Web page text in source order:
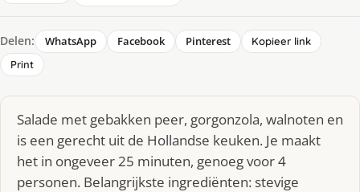
Delen: WhatsApp Facebook Pinterest
Kopieer link
Print
Salade met gebakken peer, gorgonzola, walnoten en
is een gerecht uit de Hollandse keuken. Je maakt
het in ongeveer 25 minuten, genoeg voor 4
personen. Belangrijkste ingrediënten: stevige